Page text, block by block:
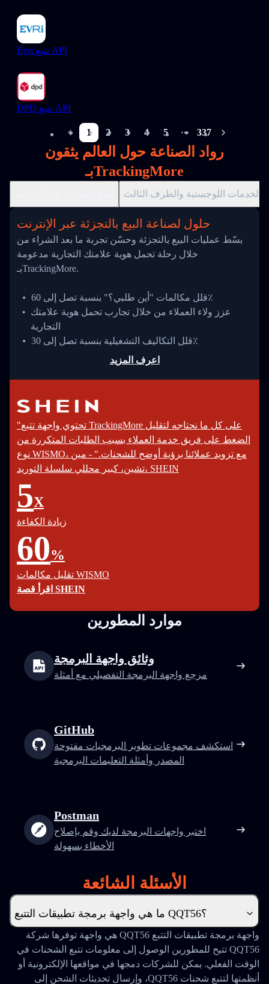
Evri تتبع API
DPD تتبع API
1 2 3 4 5
More pages
337
رواد الصناعة حول العالم يثقون
بـTrackingMore
الخدمات اللوجستية والطرف الثالث
حلول لصناعة البيع بالتجزئة عبر الإنترنت
بسّط عمليات البيع بالتجزئة وحسّن تجربة ما بعد الشراء من
خلال رحلة تحمل هوية علامتك التجارية مدعومة
بـTrackingMore.
قلل مكالمات "أين طلبي؟" بنسبة تصل إلى 60٪
عزز ولاء العملاء من خلال تجارب تحمل هوية علامتك
التجارية
قلل التكاليف التشغيلية بنسبة تصل إلى 30٪
اعرف المزيد
"تحتوي واجهة تتبع TrackingMore على كل ما نحتاجه لتقليل
الضغط على فريق خدمة العملاء بسبب الطلبات المتكررة من
نوع WISMO، مع تزويد عملائنا برؤية أوضح للشحنات." - مين
تشين، كبير محللي سلسلة التوريد، SHEIN
5X
زيادة الكفاءة
60%
تقليل مكالمات WISMO
اقرأ قصة SHEIN
موارد المطورين
وثائق واجهة البرمجة
مرجع واجهة البرمجة التفصيلي مع أمثلة
GitHub
استكشف مجموعات تطوير البرمجيات مفتوحة
المصدر وأمثلة التعليمات البرمجية
Postman
اختبر واجهات البرمجة لديك وقم بإصلاح
الأخطاء بسهولة
الأسئلة الشائعة
ما هي واجهة برمجة تطبيقات التتبع QQT56؟
واجهة برمجة تطبيقات التتبع QQT56 هي واجهة توفرها شركة
QQT56 تتيح للمطورين الوصول إلى معلومات تتبع الشحنات في
الوقت الفعلي. يمكن للشركات دمجها في مواقعها الإلكترونية أو
أنظمتها لتتبع شحنات QQT56، وإرسال تحديثات الشحن إلى